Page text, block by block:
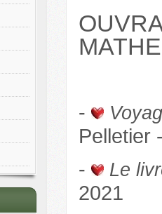
-
Pelletier
-
Le
2021